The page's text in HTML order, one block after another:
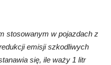
stosowanym w pojazdach z
emisji szkodliwych
się, ile waży 1 litr